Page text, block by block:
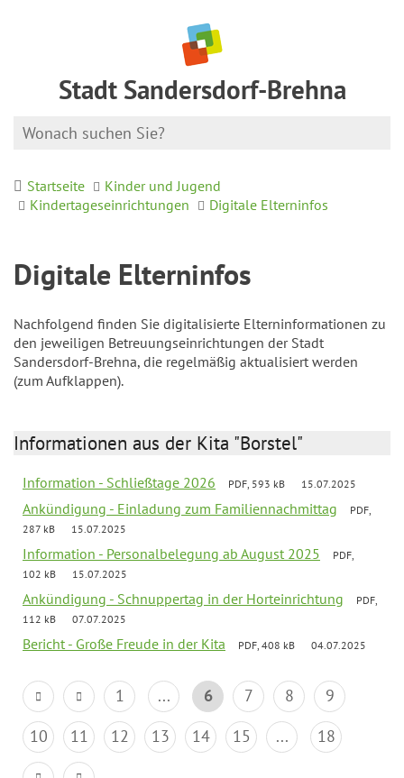
Stadt Sandersdorf-Brehna
Startseite
Kinder und Jugend
Kindertageseinrichtungen
Digitale Elterninfos
Digitale Elterninfos
Nachfolgend finden Sie digitalisierte Elterninformationen zu
den jeweiligen Betreuungseinrichtungen der Stadt
Sandersdorf-Brehna, die regelmäßig aktualisiert werden
(zum Aufklappen).
Informationen aus der Kita "Borstel"
Information - Schließtage 2026 PDF, 593 kB 15.07.2025
Ankündigung - Einladung zum Familiennachmittag
PDF,
287 kB
15.07.2025
Information - Personalbelegung ab August 2025
PDF,
102 kB
15.07.2025
Ankündigung - Schnuppertag in der Horteinrichtung
PDF,
112 kB
07.07.2025
Bericht - Große Freude in der Kita PDF, 408 kB 04.07.2025
1 ... 6 7 8
9
10
11 12 13 14 15 ... 18